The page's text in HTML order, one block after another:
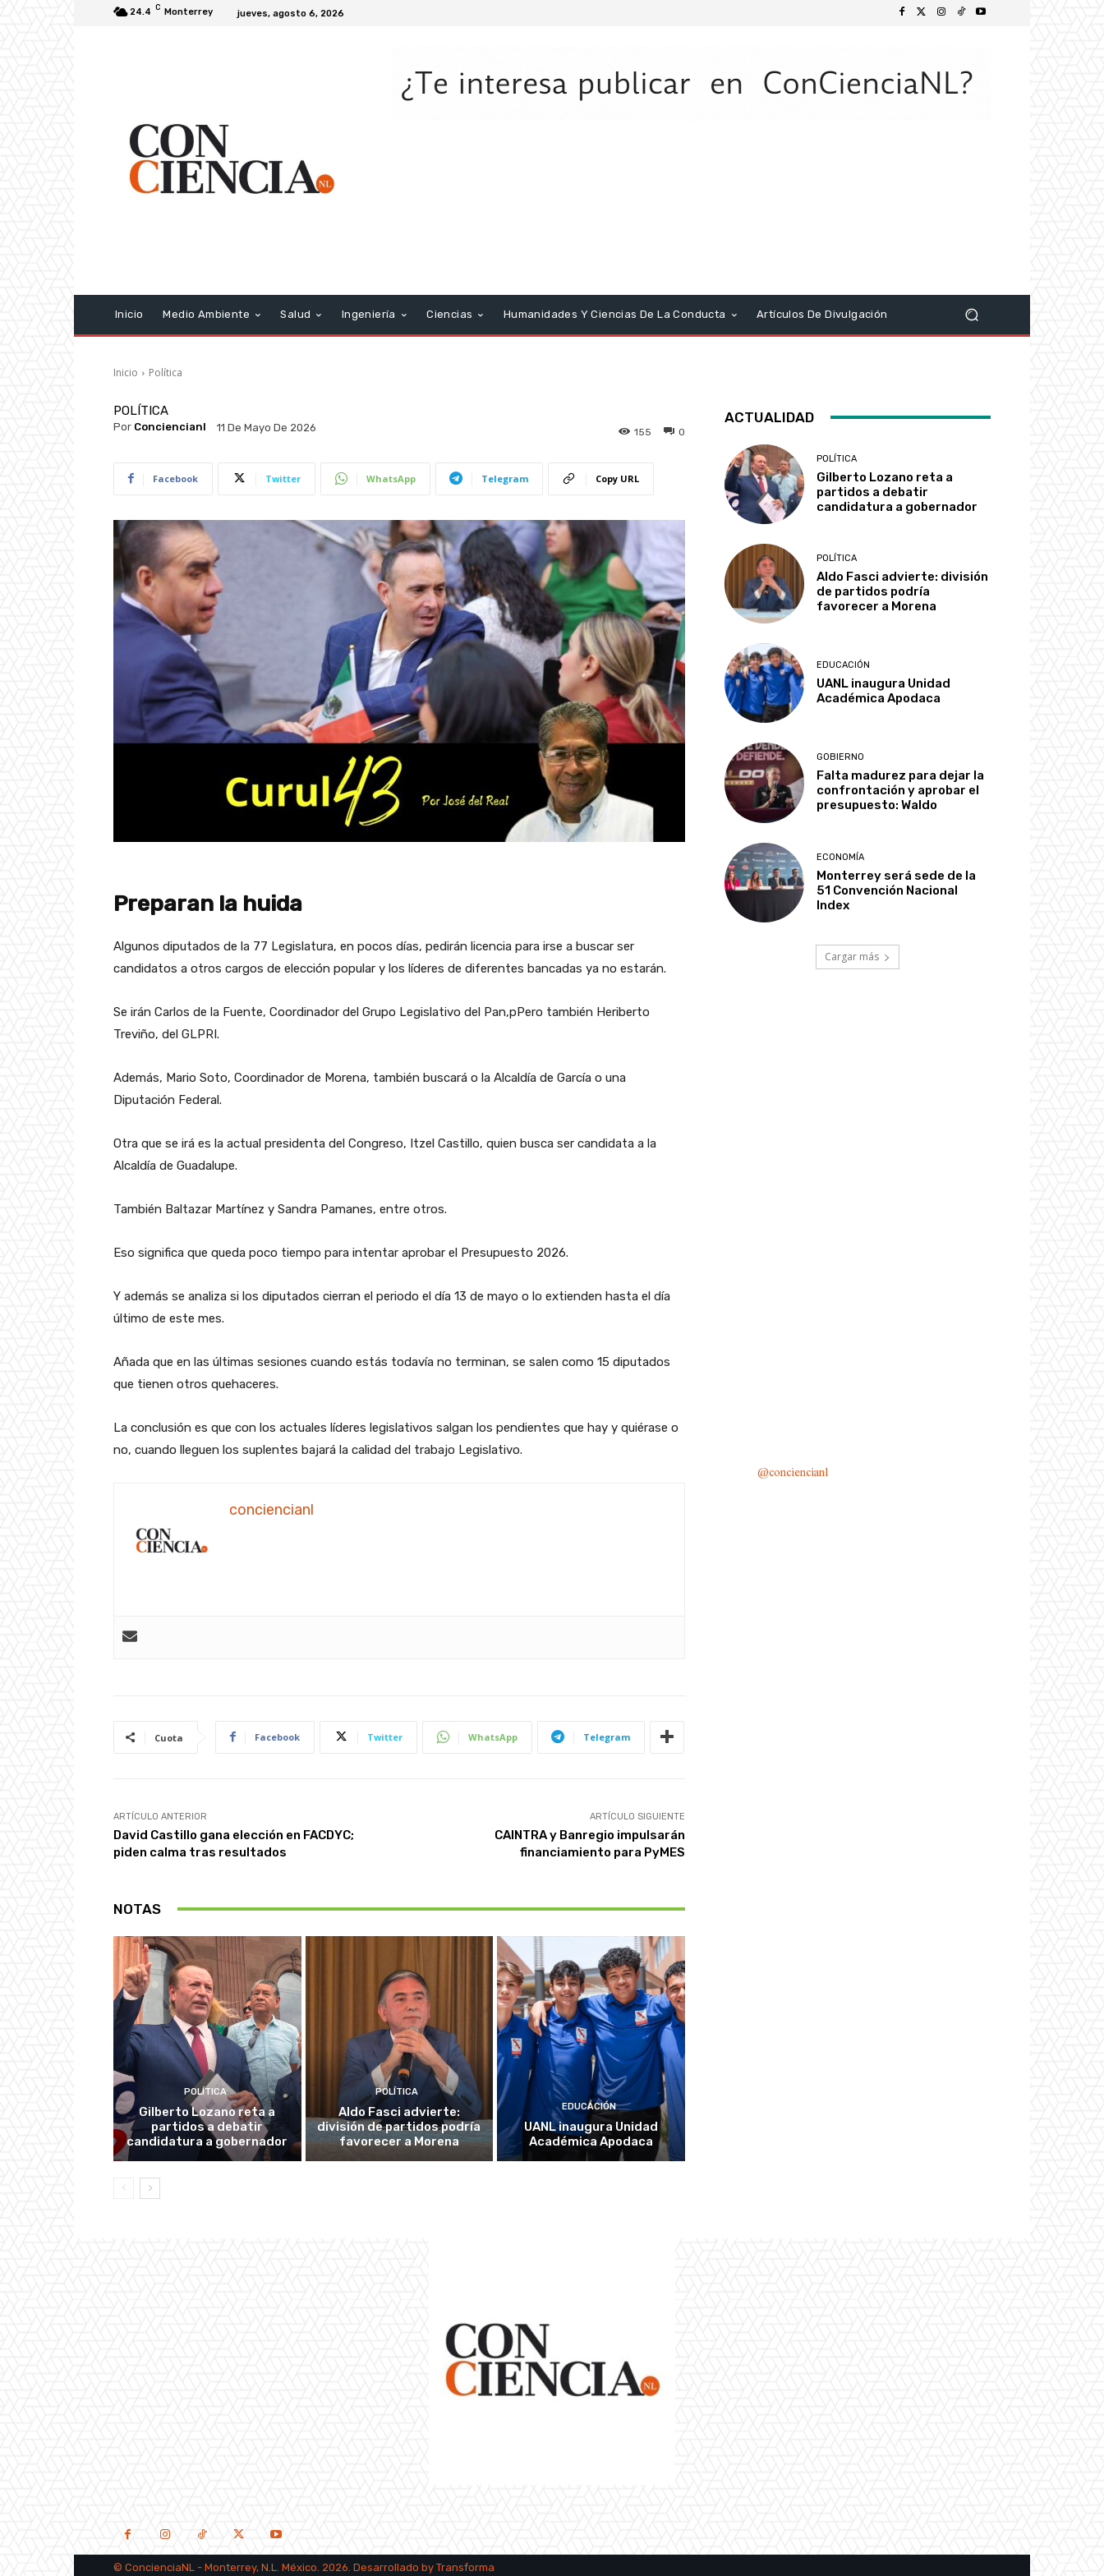
24.4 C Monterrey jueves, agosto 6, 2026
Inicio Medio Ambiente Salud Ingeniería Ciencias Humanidades Y Ciencias De La Conducta Artículos De Divulgación
Inicio Política
POLÍTICA
Por Conciencianl 11 De Mayo De 2026 0
155
Facebook Twitter WhatsApp Telegram Copy URL
Preparan la huida
Algunos diputados de la 77 Legislatura, en pocos días, pedirán licencia para irse a buscar ser
candidatos a otros cargos de elección popular y los líderes de diferentes bancadas ya no estarán.
Se irán Carlos de la Fuente, Coordinador del Grupo Legislativo del Pan,pPero también Heriberto
Treviño, del GLPRI.
Además, Mario Soto, Coordinador de Morena, también buscará o la Alcaldía de García o una
Diputación Federal.
Otra que se irá es la actual presidenta del Congreso, Itzel Castillo, quien busca ser candidata a la
Alcaldía de Guadalupe.
También Baltazar Martínez y Sandra Pamanes, entre otros.
Eso significa que queda poco tiempo para intentar aprobar el Presupuesto 2026.
Y además se analiza si los diputados cierran el periodo el día 13 de mayo o lo extienden hasta el día
último de este mes.
Añada que en las últimas sesiones cuando estás todavía no terminan, se salen como 15 diputados
que tienen otros quehaceres.
La conclusión es que con los actuales líderes legislativos salgan los pendientes que hay y quiérase o
no, cuando lleguen los suplentes bajará la calidad del trabajo Legislativo.
conciencianl
Cuota Facebook Twitter WhatsApp Telegram
ARTÍCULO ANTERIOR
David Castillo gana elección en FACDYC;
piden calma tras resultados
ARTÍCULO SIGUIENTE
CAINTRA y Banregio impulsarán
financiamiento para PyMES
NOTAS
POLÍTICA
Gilberto Lozano reta a
partidos a debatir
candidatura a gobernador
POLÍTICA
Aldo Fasci advierte:
división de partidos podría
favorecer a Morena
EDUCACIÓN
UANL inaugura Unidad
Académica Apodaca
ACTUALIDAD
POLÍTICA
Gilberto Lozano reta a
partidos a debatir
candidatura a gobernador
POLÍTICA
Aldo Fasci advierte: división
de partidos podría
favorecer a Morena
EDUCACIÓN
UANL inaugura Unidad
Académica Apodaca
GOBIERNO
Falta madurez para dejar la
confrontación y aprobar el
presupuesto: Waldo
ECONOMÍA
Monterrey será sede de la
51 Convención Nacional
Index
Cargar más
@conciencianl
© ConcienciaNL - Monterrey, N.L. México. 2026. Desarrollado by Transforma